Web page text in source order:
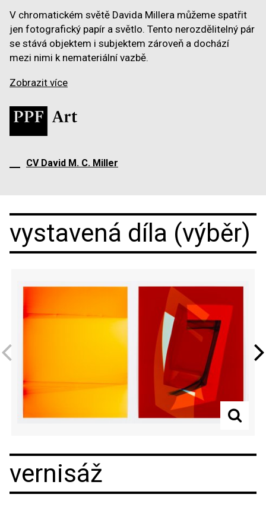
V chromatickém světě Davida Millera můžeme spatřit
jen fotografický papír a světlo. Tento nerozdělitelný pár
se stává objektem i subjektem zároveň a dochází
mezi nimi k nemateriální vazbě.
Zobrazit více
CV David M. C. Miller
vystavená díla (výběr)
Previous Next
vernisáž